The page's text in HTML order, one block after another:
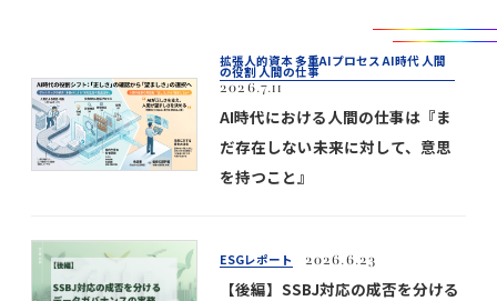
拡張人的資本 多重AIプロセス AI時代 人間
の役割 人間の仕事
2026.7.11
AI時代における人間の仕事は『ま
だ存在しない未来に対して、意思
を持つこと』
ESGレポート 2026.6.23
【後編】SSBJ対応の成否を分ける